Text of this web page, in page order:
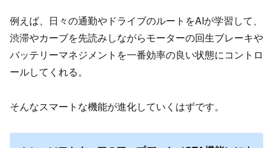
例えば、日々の通勤やドライブのルートをAIが学習して、
渋滞やカーブを先読みしながらモーターの回生ブレーキや
バッテリーマネジメントを一番効率の良い状態にコントロ
ールしてくれる。
そんなスマートな機能が進化していくはずです。